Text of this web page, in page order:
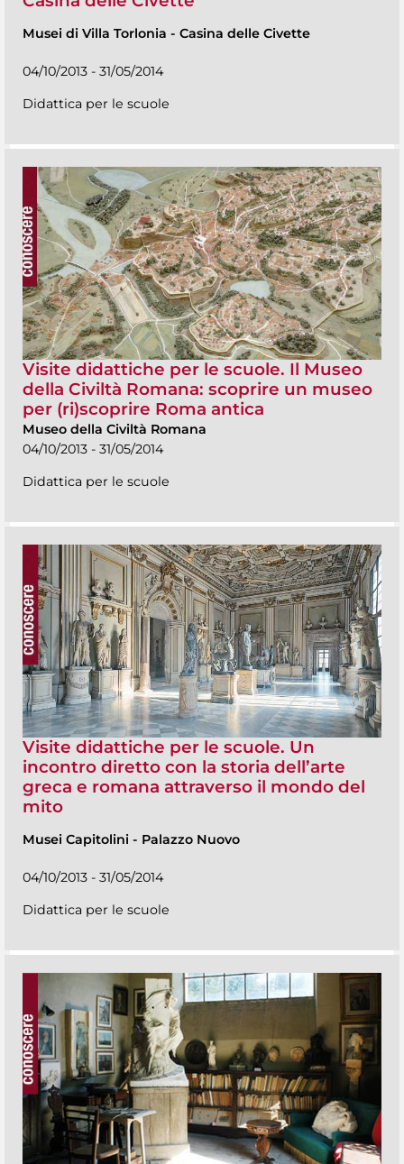
Musei di Villa Torlonia - Casina delle Civette
04/10/2013 - 31/05/2014
Didattica per le scuole
Visite didattiche per le scuole. Il Museo
della Civiltà Romana: scoprire un museo
per (ri)scoprire Roma antica
Museo della Civiltà Romana
04/10/2013 - 31/05/2014
Didattica per le scuole
Visite didattiche per le scuole. Un
incontro diretto con la storia dell’arte
greca e romana attraverso il mondo del
mito
Musei Capitolini - Palazzo Nuovo
04/10/2013 - 31/05/2014
Didattica per le scuole